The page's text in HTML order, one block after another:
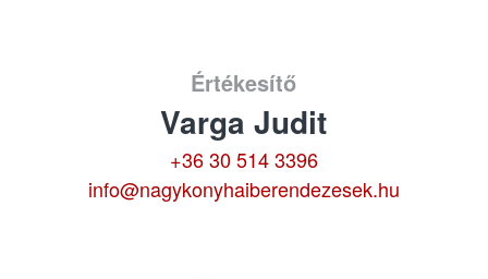
Értékesítő
Varga Judit
+36 30 514 3396
info@nagykonyhaiberendezesek.hu